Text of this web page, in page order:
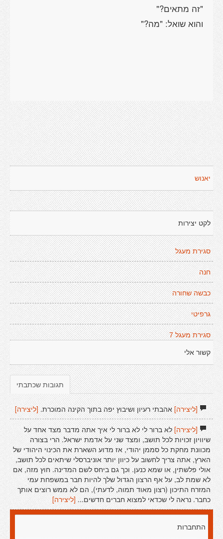
יאנוש
לקט יצירות
סגירת מעגל
חנה
כבשה שחורה
גרפיטי
סגירת מעגל 7
קשור אלי
תגובות שכתבתי
[ליצירה]אהבתי רעיון ושיבוץ יפה בתוך הקינה המוכרת. [ליצירה]
[ליצירה]לא ברור לי לא ברור לי איך אתה מדבר מצד אחד על
שיוויון זכויות לכל תושב, ומצד שני על אדמת ישראל. הרי בצורה
מכוונת מחקת כל סממן יהודי, אז מדוע השארת את הכינוי היהודי של
הארץ, אתה צריך לחשוב על כיוון יותר אוניברסלי שיתאים לכל תושב,
אולי פלשתין, או שמא כנען. וכך גם ביחס לשם המדינה. חוץ מזה, אם
לא שמת לב, על אף הרצון הגדול שלך להיות חבר במשפחת עמי
המזרח התיכון (רצון מאוד תמוה, לדעתי), הם לא ממש רוצים אותך
כחבר. נראה לי שכדאי למצוא חברים חדשים...[ליצירה]
התחברות